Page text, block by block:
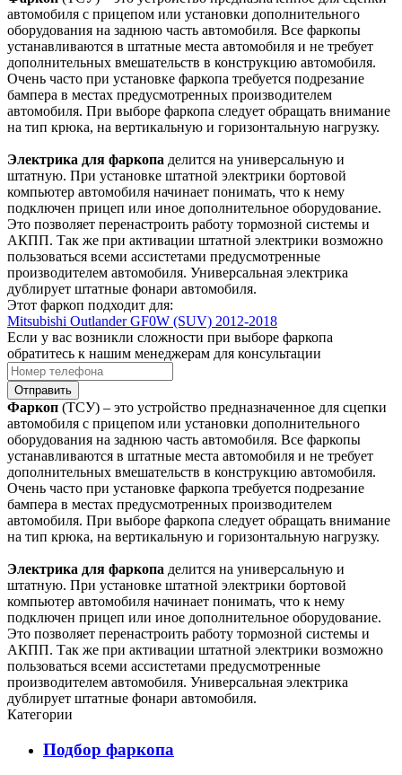
автомобиля с прицепом или установки дополнительного
оборудования на заднюю часть автомобиля. Все фаркопы
устанавливаются в штатные места автомобиля и не требует
дополнительных вмешательств в конструкцию автомобиля.
Очень часто при установке фаркопа требуется подрезание
бампера в местах предусмотренных производителем
автомобиля. При выборе фаркопа следует обращать внимание
на тип крюка, на вертикальную и горизонтальную нагрузку.
Электрика для фаркопа делится на универсальную и
штатную. При установке штатной электрики бортовой
компьютер автомобиля начинает понимать, что к нему
подключен прицеп или иное дополнительное оборудование.
Это позволяет перенастроить работу тормозной системы и
АКПП. Так же при активации штатной электрики возможно
пользоваться всеми ассистетами предусмотренные
производителем автомобиля. Универсальная электрика
дублирует штатные фонари автомобиля.
Этот фаркоп подходит для:
Mitsubishi Outlander GF0W (SUV) 2012-2018
Если у вас возникли сложности при выборе фаркопа
обратитесь к нашим менеджерам для консультации
Отправить
Фаркоп (ТСУ) – это устройство предназначенное для сцепки
автомобиля с прицепом или установки дополнительного
оборудования на заднюю часть автомобиля. Все фаркопы
устанавливаются в штатные места автомобиля и не требует
дополнительных вмешательств в конструкцию автомобиля.
Очень часто при установке фаркопа требуется подрезание
бампера в местах предусмотренных производителем
автомобиля. При выборе фаркопа следует обращать внимание
на тип крюка, на вертикальную и горизонтальную нагрузку.
Электрика для фаркопа делится на универсальную и
штатную. При установке штатной электрики бортовой
компьютер автомобиля начинает понимать, что к нему
подключен прицеп или иное дополнительное оборудование.
Это позволяет перенастроить работу тормозной системы и
АКПП. Так же при активации штатной электрики возможно
пользоваться всеми ассистетами предусмотренные
производителем автомобиля. Универсальная электрика
дублирует штатные фонари автомобиля.
Категории
Подбор фаркопа